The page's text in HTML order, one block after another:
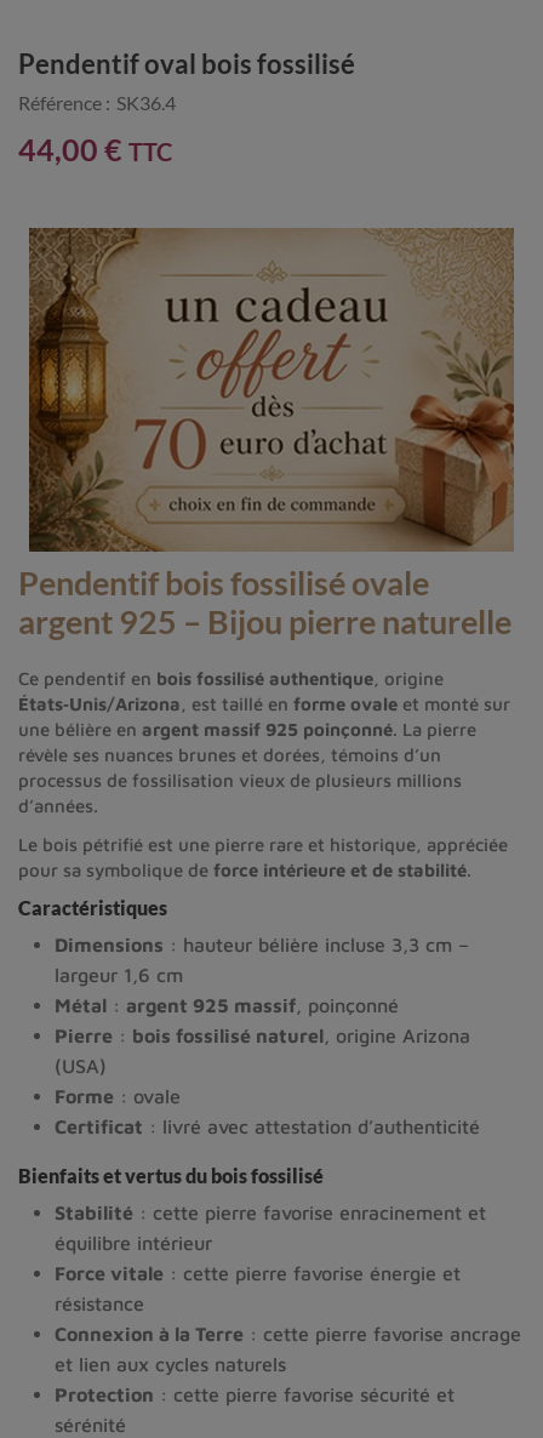
Pendentif oval bois fossilisé
Référence : SK36.4
44,00 € TTC
Pendentif bois fossilisé ovale
argent 925 – Bijou pierre naturelle
Ce pendentif en bois fossilisé authentique , origine
États‑Unis/Arizona , est taillé en forme ovale et monté sur
une bélière en argent massif 925 poinçonné. La pierre
révèle ses nuances brunes et dorées, témoins d’un
processus de fossilisation vieux de plusieurs millions
d’années.
Le bois pétrifié est une pierre rare et historique, appréciée
pour sa symbolique de force intérieure et de stabilité.
Caractéristiques
Dimensions : hauteur bélière incluse 3,3 cm –
largeur 1,6 cm
Métal : argent 925 massif , poinçonné
Pierre : bois fossilisé naturel , origine Arizona
(USA)
Forme : ovale
Certificat : livré avec attestation d’authenticité
Bienfaits et vertus du bois fossilisé
Stabilité : cette pierre favorise enracinement et
équilibre intérieur
Force vitale : cette pierre favorise énergie et
résistance
Connexion à la Terre : cette pierre favorise ancrage
et lien aux cycles naturels
Protection : cette pierre favorise sécurité et
sérénité